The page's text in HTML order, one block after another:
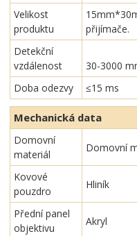
Velikost
produktu
přijímače.
Detekční
vzdálenost
30-3000
Doba odezvy
≤15 ms
Mechanická data
Domovní
materiál
Domovní
Kovové
pouzdro
Hliník
Přední panel
objektivu
Akryl